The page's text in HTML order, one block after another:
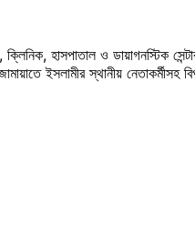
হাসপাতাল ও ডায়াগনস্টিক
ইসলামীর স্থানীয় নেতাকর্মীসহ